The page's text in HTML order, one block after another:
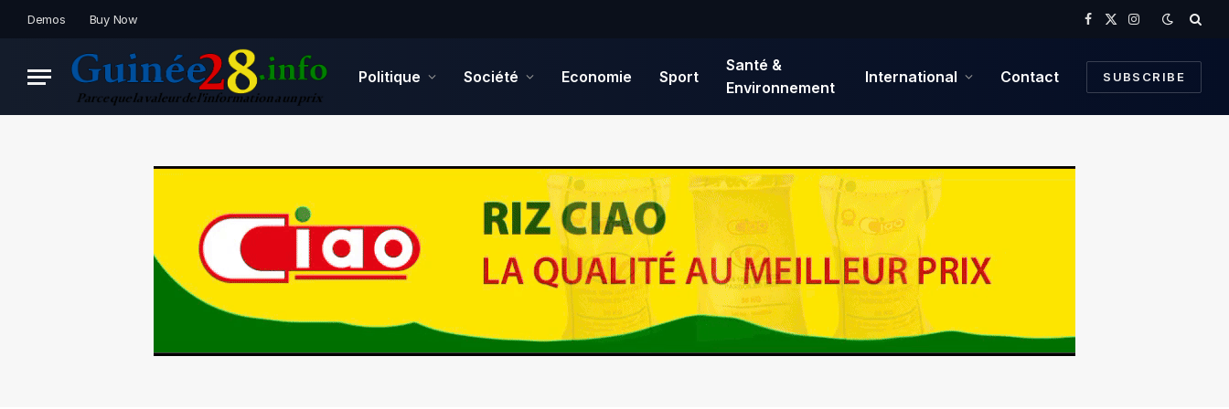
Demos Buy Now
Facebook
X
Instagram
Politique Société Economie Sport
Santé &
Environnement
International Contact SUBSCRIBE